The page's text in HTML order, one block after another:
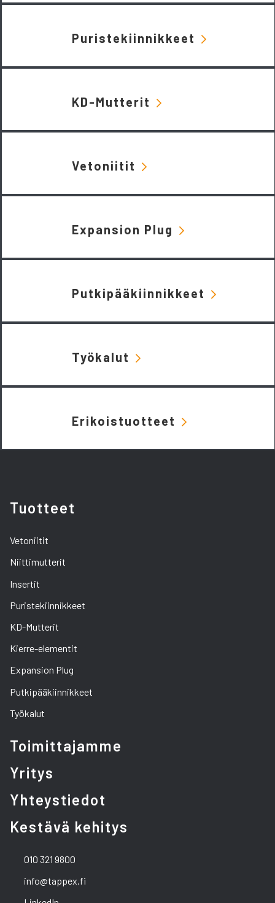
Puristekiinnikkeet
KD-Mutterit
Vetoniitit
Expansion Plug
Putkipääkiinnikkeet
Työkalut
Erikoistuotteet
Tuotteet
Vetoniitit
Niittimutterit
Insertit
Puristekiinnikkeet
KD-Mutterit
Kierre-elementit
Expansion Plug
Putkipääkiinnikkeet
Työkalut
Toimittajamme
Yritys
Yhteystiedot
Kestävä kehitys
010 321 9800
info@tappex.fi